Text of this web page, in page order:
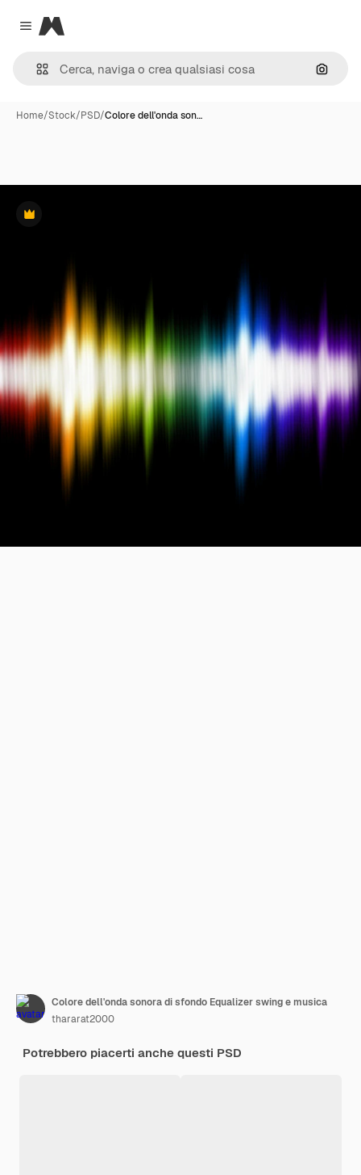
Close menu
Magnific
Cerca
Home/Stock/PSD/Colore dell'onda son…
Premium
Colore dell'onda sonora di sfondo Equalizer swing e musica
thararat2000
Potrebbero piacerti anche questi PSD